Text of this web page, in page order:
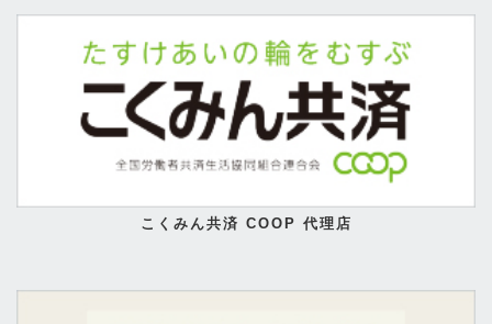
こくみん共済 COOP 代理店